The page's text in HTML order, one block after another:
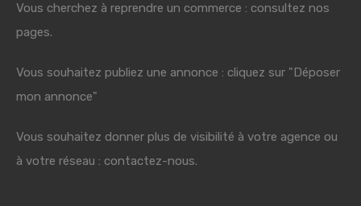
Vous cherchez à reprendre un commerce : consultez nos
pages.
Vous souhaitez publiez une annonce : cliquez sur "Déposer
mon annonce"
Vous souhaitez donner plus de visibilité à votre agence ou
à votre réseau : contactez-nous.